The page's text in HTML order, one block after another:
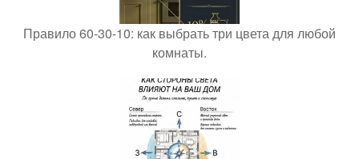
Правило 60-30-10: как выбрать три цвета для любой
комнаты.